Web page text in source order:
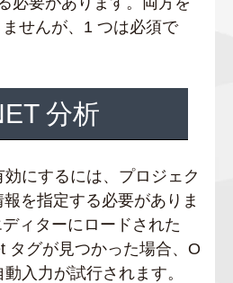
せんが、1 つは必須で
分析
にするには、プロジェク
を指定する必要がありま
ィターにロードされた
タグが見つかった場合、O
入力が試行されます。